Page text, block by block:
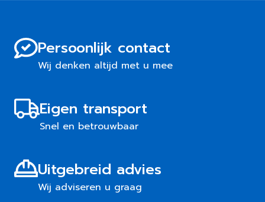
Persoonlijk contact
Wij denken altijd met u mee
Eigen transport
Snel en betrouwbaar
Uitgebreid advies
Wij adviseren u graag